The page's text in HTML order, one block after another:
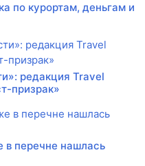
по курортам, деньгам и
редакция Travel
призрак»
в перечне нашлась